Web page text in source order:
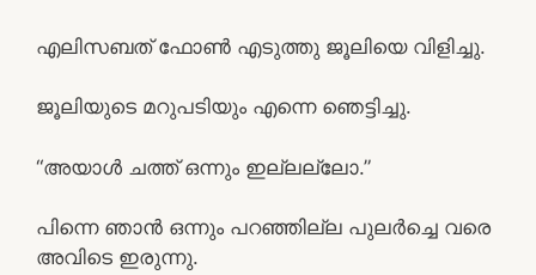
എലിസബത് ഫോൺ എടുത്തു ജൂലിയെ വിളിച്ചു.
ജൂലിയുടെ മറുപടിയും എന്നെ ഞെട്ടിച്ചു.
“അയാൾ ചത്ത്‌ ഒന്നും ഇല്ലല്ലോ.”
പിന്നെ ഞാൻ ഒന്നും പറഞ്ഞില്ല പുലർച്ചെ വരെ
അവിടെ ഇരുന്നു.